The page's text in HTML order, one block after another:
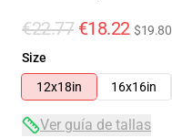
€22.77 €18.22 $19.80
Size
12x18in
16x16in
Ver guía de tallas